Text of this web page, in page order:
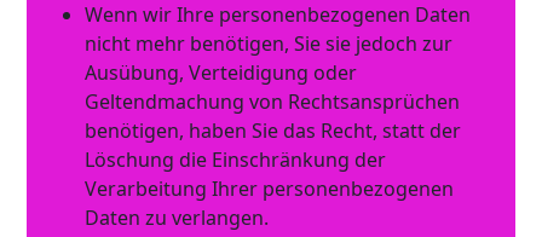
Wenn wir Ihre personenbezogenen Daten
nicht mehr benötigen, Sie sie jedoch zur
Ausübung, Verteidigung oder
Geltendmachung von Rechtsansprüchen
benötigen, haben Sie das Recht, statt der
Löschung die Einschränkung der
Verarbeitung Ihrer personenbezogenen
Daten zu verlangen.